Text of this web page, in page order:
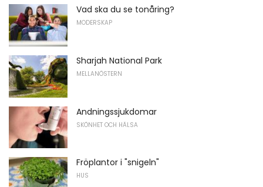
Vad ska du se tonåring?
MODERSKAP
Sharjah National Park
MELLANÖSTERN
Andningssjukdomar
SKÖNHET OCH HÄLSA
Fröplantor i "snigeln"
HUS